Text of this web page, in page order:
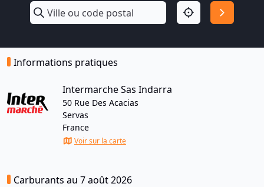
Informations pratiques
Intermarche Sas Indarra
50 Rue Des Acacias
Servas
France
Voir sur la carte
Carburants au 7 août 2026